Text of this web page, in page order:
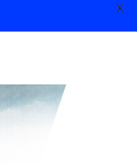
X